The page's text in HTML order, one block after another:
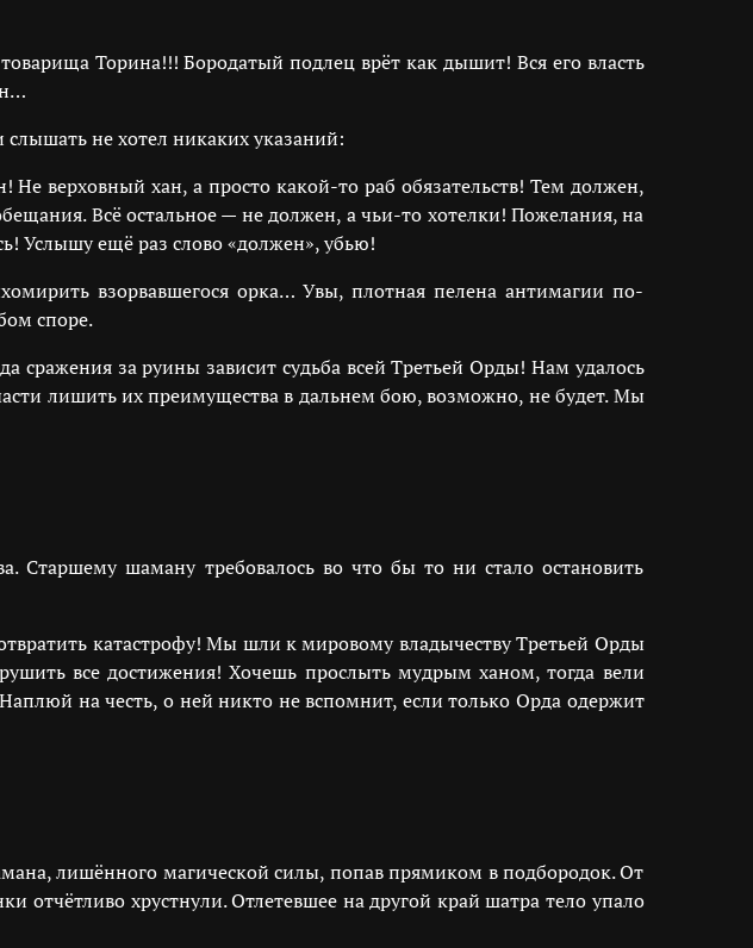
Торина!!! Бородатый подлец врёт как дышит! Вся его власть
не хотел никаких указаний:
верховный хан, а просто какой-то раб обязательств! Тем должен,
Всё остальное — не должен, а чьи-то хотелки! Пожелания, на
Услышу ещё раз слово «должен», убью!
взорвавшегося орка… Увы, плотная пелена антимагии по-
споре.
сражения за руины зависит судьба всей Третьей Орды! Нам удалось
лишить их преимущества в дальнем бою, возможно, не будет. Мы
Старшему шаману требовалось во что бы то ни стало остановить
катастрофу! Мы шли к мировому владычеству Третьей Орды
все достижения! Хочешь прослыть мудрым ханом, тогда вели
на честь, о ней никто не вспомнит, если только Орда одержит
лишённого магической силы, попав прямиком в подбородок. От
хрустнули. Отлетевшее на другой край шатра тело упало